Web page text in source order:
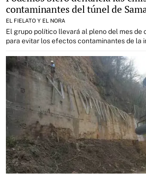
contaminantes del túnel de
EL FIELATO Y EL NORA
El grupo político llevará al pleno del mes de
para evitar los efectos contaminantes de la